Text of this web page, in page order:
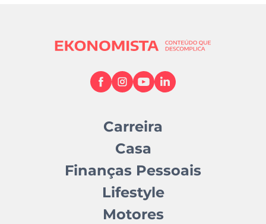
Carreira
Casa
Finanças Pessoais
Lifestyle
Motores